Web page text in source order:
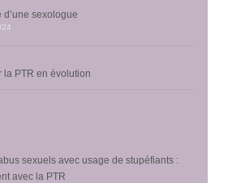
d’une sexologue
la PTR en évolution
sexuels avec usage de stupéfiants :
avec la PTR